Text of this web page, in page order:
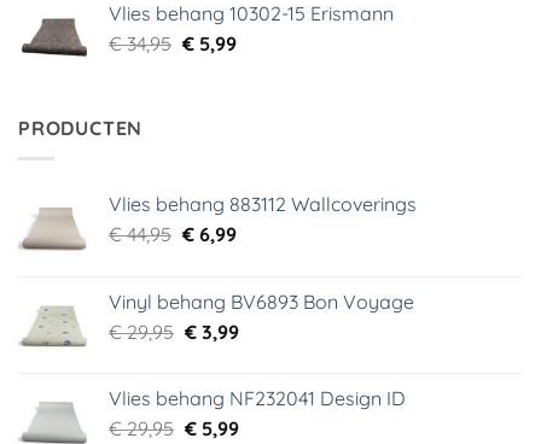
€ 34,95.€ 5,99.
Vlies behang 10302-15 Erismann
€34,95 Oorspronkelijke
€5,99Huidige
PRODUCTEN
Vlies behang 883112 Wallcoverings
€44,95 Oorspronkelijke
€ 44,95.
€6,99Huidige
€ 6,99.
Vinyl behang BV6893 Bon Voyage
€29,95 Oorspronkelijke
€ 29,95.
€3,99Huidige
€ 3,99.
Vlies behang NF232041 Design ID
€29,95 Oorspronkelijke
€5,99Huidige